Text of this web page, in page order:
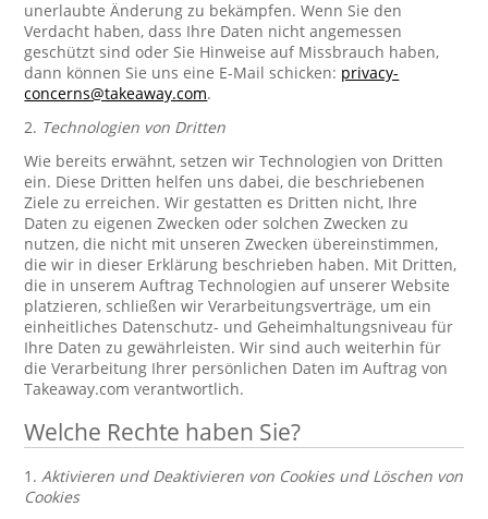
unerlaubte Änderung zu bekämpfen. Wenn Sie den
Verdacht haben, dass Ihre Daten nicht angemessen
geschützt sind oder Sie Hinweise auf Missbrauch haben,
dann können Sie uns eine E-Mail schicken: privacy-
concerns@takeaway.com.
2. Technologien von Dritten
Wie bereits erwähnt, setzen wir Technologien von Dritten
ein. Diese Dritten helfen uns dabei, die beschriebenen
Ziele zu erreichen. Wir gestatten es Dritten nicht, Ihre
Daten zu eigenen Zwecken oder solchen Zwecken zu
nutzen, die nicht mit unseren Zwecken übereinstimmen,
die wir in dieser Erklärung beschrieben haben. Mit Dritten,
die in unserem Auftrag Technologien auf unserer Website
platzieren, schließen wir Verarbeitungsverträge, um ein
einheitliches Datenschutz- und Geheimhaltungsniveau für
Ihre Daten zu gewährleisten. Wir sind auch weiterhin für
die Verarbeitung Ihrer persönlichen Daten im Auftrag von
Takeaway.com verantwortlich.
Welche Rechte haben Sie?
1.Aktivieren und Deaktivieren von Cookies und Löschen von
Cookies